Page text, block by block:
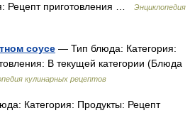
Рецепт приготовления …
Энциклопедия
соусе — Тип блюда: Категория:
В текущей категории (Блюда
кулинарных рецептов
Категория: Продукты: Рецепт